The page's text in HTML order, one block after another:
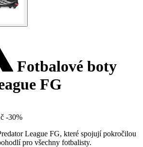
Fotbalové boty
FG
-30%
League FG, které spojují pokročilou
pro všechny fotbalisty.